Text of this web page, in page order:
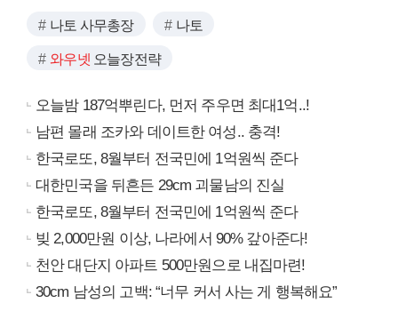
나토 사무총장 나토
와우넷 오늘장전략
오늘밤 187억뿌린다, 먼저 주우면 최대1억..!
남편 몰래 조카와 데이트한 여성.. 충격!
한국로또, 8월부터 전국민에 1억원씩 준다
대한민국을 뒤흔든 29cm 괴물남의 진실
한국로또, 8월부터 전국민에 1억원씩 준다
빚 2,000만원 이상, 나라에서 90% 갚아준다!
천안 대단지 아파트 500만원으로 내집마련!
30cm 남성의 고백: “너무 커서 사는 게 행복해요”